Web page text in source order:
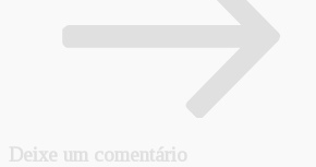
Deixe um comentário